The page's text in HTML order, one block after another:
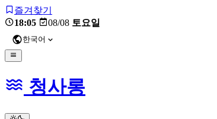
즐겨찾기
18:05
08/08 토요일
한국어
청사롱